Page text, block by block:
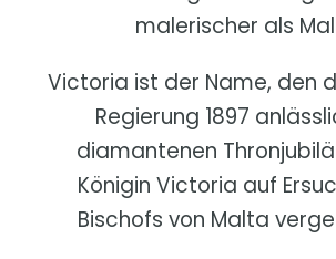
malerischer als
Victoria ist der Name, den
Regierung 1897
diamantenen
Königin Victoria auf
Bischofs von Malta